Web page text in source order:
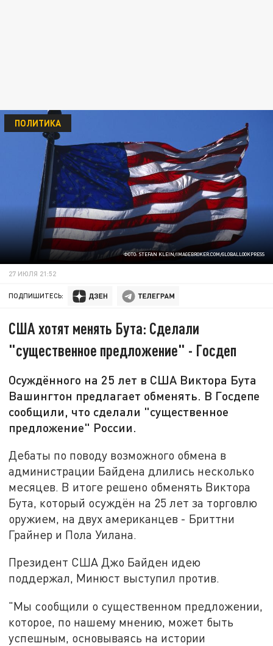
ФОТО: STEFAN KLEIN/IMAGEBROKER.COM/GLOBALLOOKPRESS
ПОЛИТИКА
27 ИЮЛЯ 21:52
ПОДПИШИТЕСЬ:
США хотят менять Бута: Сделали
"существенное предложение" - Госдеп
Осуждённого на 25 лет в США Виктора Бута
Вашингтон предлагает обменять. В Госдепе
сообщили, что сделали "существенное
предложение" России.
Дебаты по поводу возможного обмена в
администрации Байдена длились несколько
месяцев. В итоге решено обменять Виктора
Бута, который осуждён на 25 лет за торговлю
оружием, на двух американцев - Бриттни
Грайнер и Пола Уилана.
Президент США Джо Байден идею
поддержал, Минюст выступил против.
"Мы сообщили о существенном предложении,
которое, по нашему мнению, может быть
успешным, основываясь на истории